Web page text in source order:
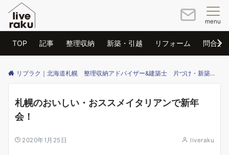
menu
TOP 記事 整理収納 新築・引越 リフォーム 問合せ
リブラク｜北海道札幌 整理収納アドバイザー&建築士 片づけ・新築・リフォームのご相談はリブラクまで
札幌のおいしい・おススメイタリアンで新年
会！
2020年1月25日 liveraku